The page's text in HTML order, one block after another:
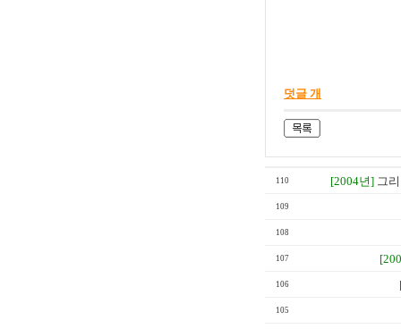
덧글 개
110 [2004년] 그
109
108
107
106
105